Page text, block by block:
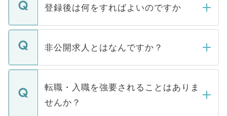
登録後は何をすればよいのですか
ご登録いただきましたら、弊社担当者がご
登録内容を確認し、その後メールもしくは
ます。通常、5営業日以内にはご連絡をせて
いただきますので、しばらくお待ちくださ
非公開求人とはなんですか？
マイナビDOCTORで取り扱っている求人の
うち約3割は、Webサイトからご覧いただ
けない「非公開求人」です。非公開求人は
下記の理由によって、一般には公開してい
転職・入職を強要されることはありま
せんか？